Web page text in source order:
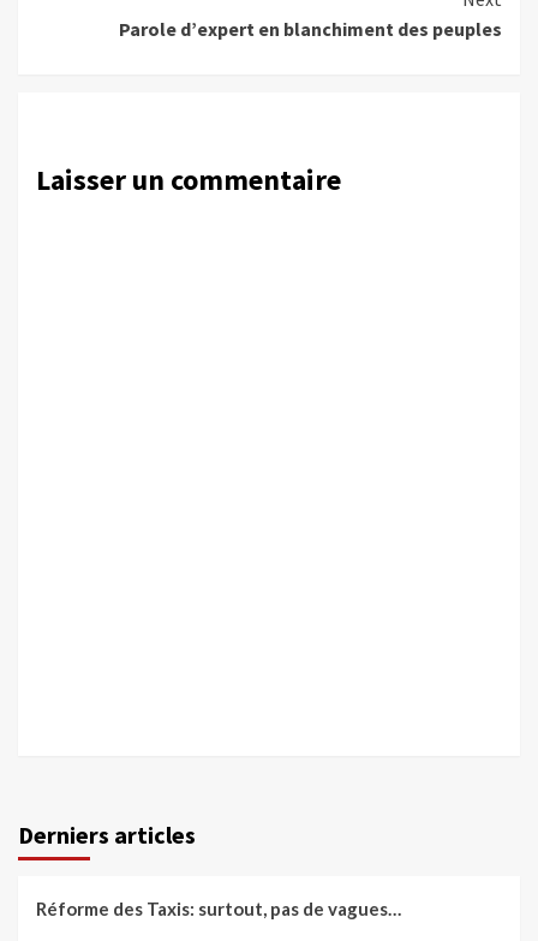
Parole d’expert en blanchiment des peuples
Laisser un commentaire
Derniers articles
Réforme des Taxis: surtout, pas de vagues…